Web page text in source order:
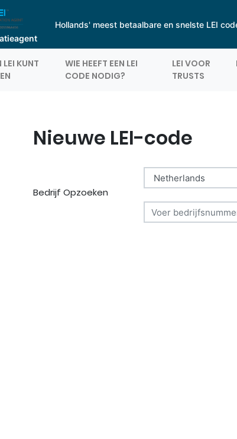
Hollands' meest betaalbare en snelste LEI
LEI KUNT
WIE HEEFT EEN LEI
CODE NODIG?
LEI VOOR
TRUSTS
Nieuwe LEI-code
Bedrijf Opzoeken